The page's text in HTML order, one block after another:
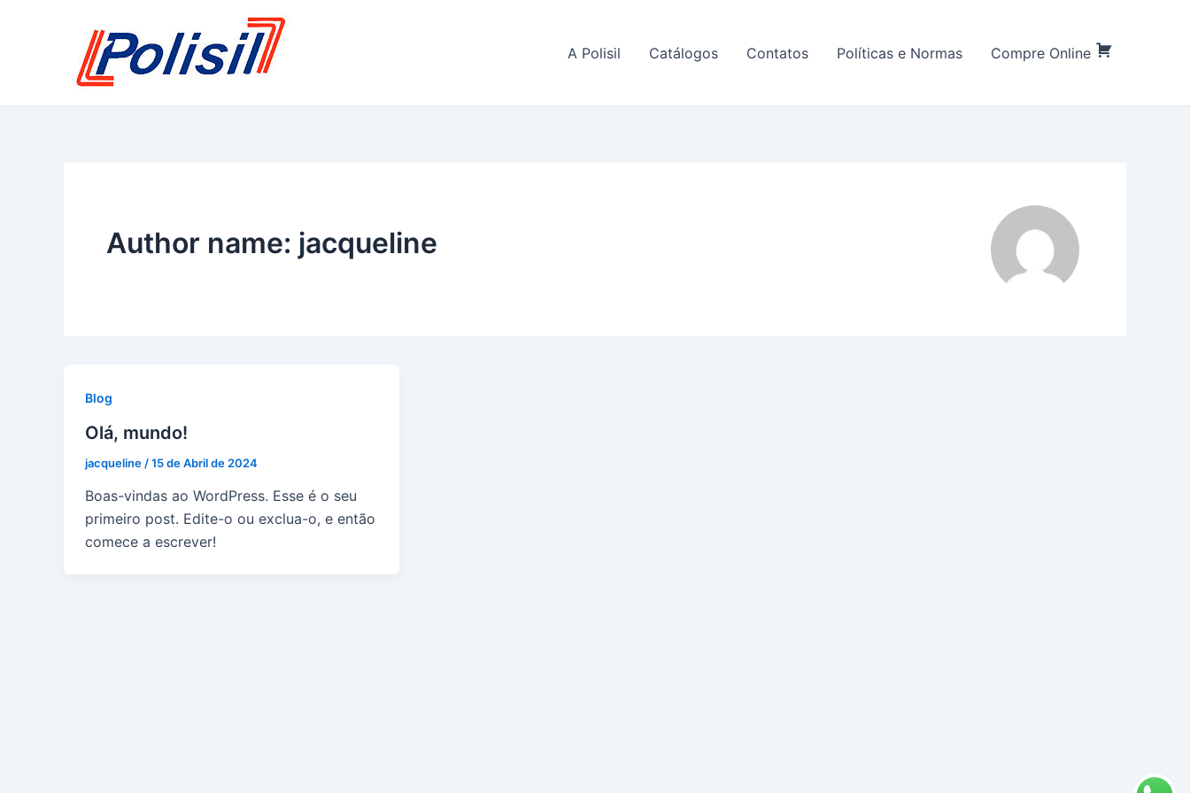
A Polisil Catálogos Contatos Políticas e Normas Compre Online
Author name: jacqueline
Blog
Olá, mundo!
jacqueline /15 de Abril de 2024
Boas-vindas ao WordPress. Esse é o seu
primeiro post. Edite-o ou exclua-o, e então
comece a escrever!